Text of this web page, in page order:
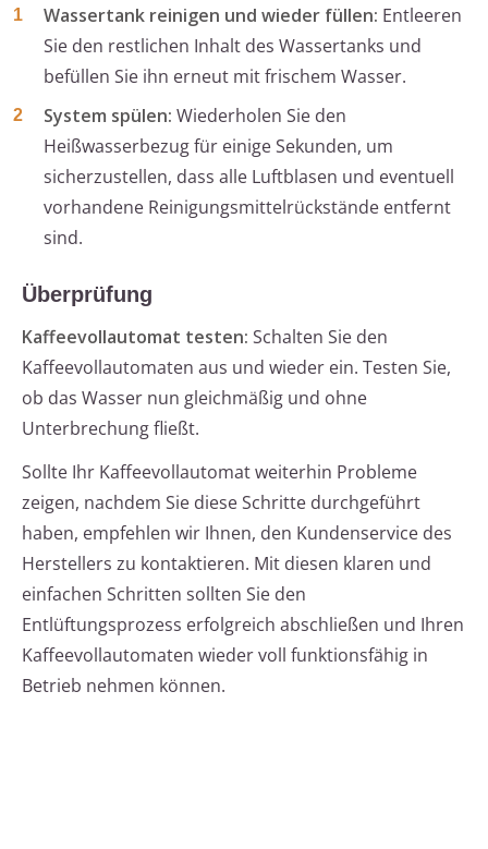
Wassertank reinigen und wieder füllen: Entleeren
Sie den restlichen Inhalt des Wassertanks und
befüllen Sie ihn erneut mit frischem Wasser.
System spülen: Wiederholen Sie den
Heißwasserbezug für einige Sekunden, um
sicherzustellen, dass alle Luftblasen und eventuell
vorhandene Reinigungsmittelrückstände entfernt
sind.
Überprüfung
Kaffeevollautomat testen: Schalten Sie den
Kaffeevollautomaten aus und wieder ein. Testen Sie,
ob das Wasser nun gleichmäßig und ohne
Unterbrechung fließt.
Sollte Ihr Kaffeevollautomat weiterhin Probleme
zeigen, nachdem Sie diese Schritte durchgeführt
haben, empfehlen wir Ihnen, den Kundenservice des
Herstellers zu kontaktieren. Mit diesen klaren und
einfachen Schritten sollten Sie den
Entlüftungsprozess erfolgreich abschließen und Ihren
Kaffeevollautomaten wieder voll funktionsfähig in
Betrieb nehmen können.